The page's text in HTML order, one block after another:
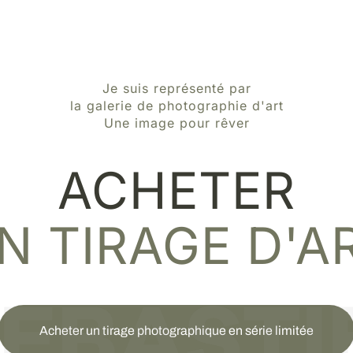
Je suis représenté par
la galerie de photographie d'art
Une image pour rêver
ACHETER
TIRAGE
Acheter un tirage photographique en série limitée